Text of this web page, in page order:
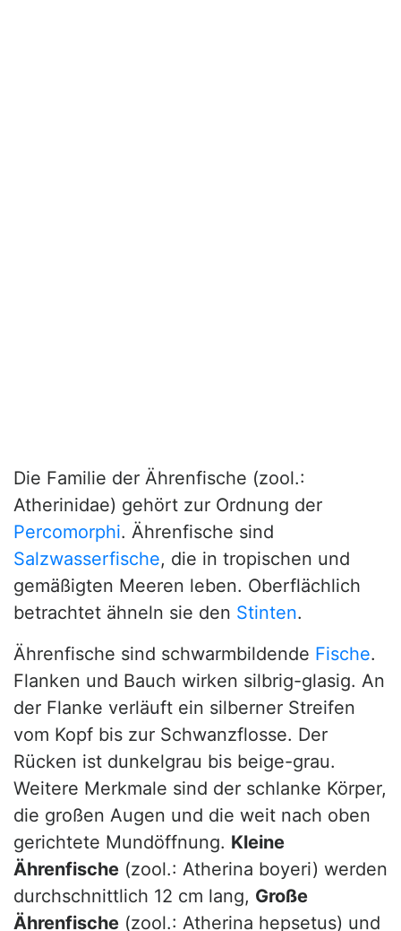
Die Familie der Ährenfische (zool.:
Atherinidae) gehört zur Ordnung der
Percomorphi. Ährenfische sind
Salzwasserfische, die in tropischen und
gemäßigten Meeren leben. Oberflächlich
betrachtet ähneln sie den Stinten.
Ährenfische sind schwarmbildende Fische.
Flanken und Bauch wirken silbrig-glasig. An
der Flanke verläuft ein silberner Streifen
vom Kopf bis zur Schwanzflosse. Der
Rücken ist dunkelgrau bis beige-grau.
Weitere Merkmale sind der schlanke Körper,
die großen Augen und die weit nach oben
gerichtete Mundöffnung. Kleine
Ährenfische (zool.: Atherina boyeri) werden
durchschnittlich 12 cm lang, Große
Ährenfische (zool.: Atherina hepsetus) und